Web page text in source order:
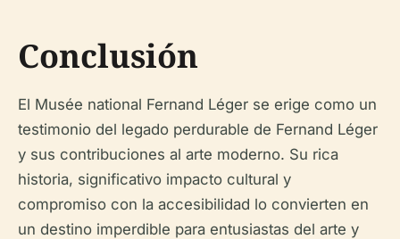
Conclusión
El Musée national Fernand Léger se erige como un
testimonio del legado perdurable de Fernand Léger
y sus contribuciones al arte moderno. Su rica
historia, significativo impacto cultural y
compromiso con la accesibilidad lo convierten en
un destino imperdible para entusiastas del arte y